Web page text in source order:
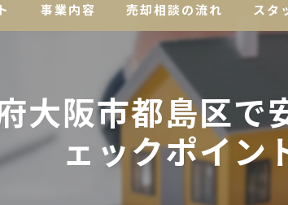
事業内容 売却相談の流れ スタ
大阪市都島区
ェックポイン